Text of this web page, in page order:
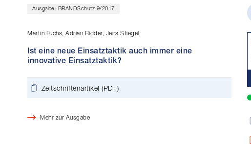
Ausgabe: BRANDSchutz 9/2017
Martin Fuchs, Adrian Ridder, Jens Stiegel
Ist eine neue Einsatztaktik auch immer eine
innovative Einsatztaktik?
Zeitschriftenartikel (PDF)
Mehr zur Ausgabe